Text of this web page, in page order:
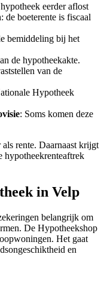
eerder aflost
de boeterente is fiscaal
bemiddeling bij het
de hypotheekakte.
van de
Hypotheek
: Soms komen deze
rente. Daarnaast krijgt
hypotheekrenteaftrek
in Velp
belangrijk om
De Hypotheekshop
Het gaat
en